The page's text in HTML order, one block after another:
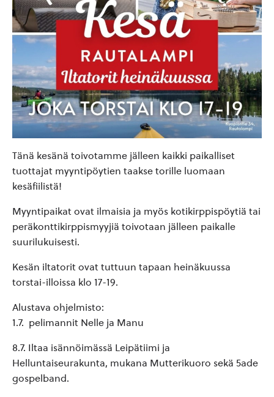
Tänä kesänä toivotamme jälleen kaikki paikalliset
tuottajat myyntipöytien taakse torille luomaan
kesäfiilistä!
Myyntipaikat ovat ilmaisia ja myös kotikirppispöytiä tai
peräkonttikirppismyyjiä toivotaan jälleen paikalle
suurilukuisesti.
Kesän iltatorit ovat tuttuun tapaan heinäkuussa
torstai-illoissa klo 17-19.
Alustava ohjelmisto:
1.7. pelimannit Nelle ja Manu
8.7. Iltaa isännöimässä Leipätiimi ja
Helluntaiseurakunta, mukana Mutterikuoro sekä 5ade
gospelband.